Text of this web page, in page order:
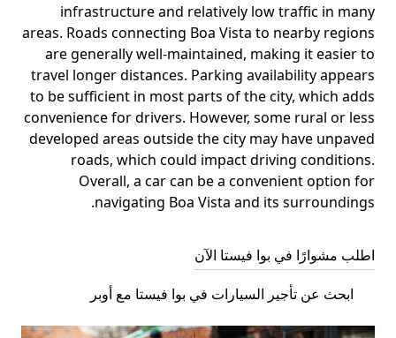
infrastructure and relatively low traffic in many
areas. Roads connecting Boa Vista to nearby regions
are generally well-maintained, making it easier to
travel longer distances. Parking availability appears
to be sufficient in most parts of the city, which adds
convenience for drivers. However, some rural or less
developed areas outside the city may have unpaved
roads, which could impact driving conditions.
Overall, a car can be a convenient option for
navigating Boa Vista and its surroundings.
اطلب مشوارًا في بوا فيستا الآن
ابحث عن تأجير السيارات في بوا فيستا مع أوبر